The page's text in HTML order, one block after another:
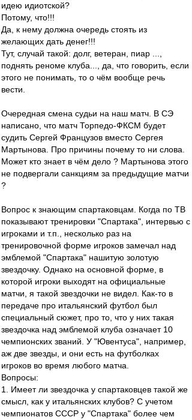
идею идиотской?
Потому, что!!!
Да, к нему должна очередь стоять из
желающих дать денег!!!
Тут, случай такой: долг, ветеран, пиар ...,
поднять реноме клуба..., да, что говорить, если
этого не понимать, то о чём вообще речь
вести.
Очередная смена судьи на наш матч. В СЭ
написано, что матч Торпедо-ФКСМ будет
судить Сергей Французов вместо Сергея
Мартынова. Про причины почему то ни слова.
Может кто знает в чём дело ? Мартынова этого
не подвергали санкциям за предыдущие матчи
?
Вопрос к знающим спартаковцам. Когда по ТВ
показывают тренировки "Спартака", интервью с
игроками и т.п., несколько раз на
тренировочной форме игроков замечал над
эмблемой "Спартака" нашитую золотую
звездочку. Однако на основной форме, в
которой игроки выходят на официальные
матчи, я такой звездочки не видел. Как-то в
передаче про итальянский футбол был
специальный сюжет, про то, что у них такая
звездочка над эмблемой клуба означает 10
чемпионских званий. У "Ювентуса", например,
аж две звезды, и они есть на футболках
игроков во время любого матча.
Вопросы:
1. Имеет ли звездочка у спартаковцев такой же
смысл, как у итальянских клубов? С учетом
чемпионатов СССР у "Спартака" более чем